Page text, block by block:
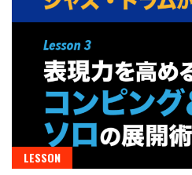
LESSON